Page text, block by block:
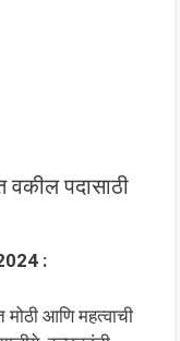
वकील पदासाठी
:
मोठी आणि महत्वाची